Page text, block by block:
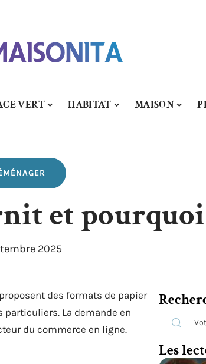
VERT HABITAT MAISON
et pourquoi
2025
des formats de papier
La demande en
du commerce en ligne.
Les